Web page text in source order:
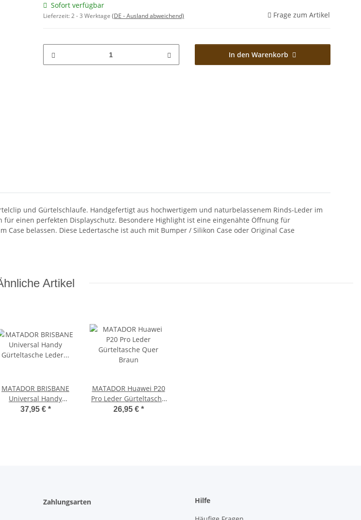
Sofort verfügbar
Lieferzeit:2 - 3 Werktage (DE - Ausland abweichend) Frage zum Artikel
In den Warenkorb
und Gürtelschlaufe. Handgefertigt aus hochwertigem und naturbelassenem Rinds-Leder im
für einen perfekten Displayschutz. Besondere Highlight ist eine eingenähte Öffnung für
belassen. Diese Ledertasche ist auch mit Bumper / Silikon Case oder Original Case
Artikel
MATADOR BRISBANE
Universal Handy
Gürteltasche Leder 6.1
37,95 € *
MATADOR Huawei P20
Pro Leder Gürteltasche
Quer Braun
26,95 € *
Zahlungsarten Hilfe